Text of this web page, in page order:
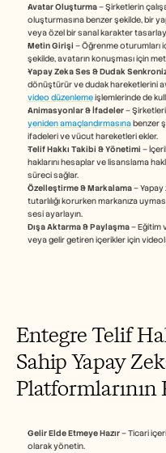
Avatar Oluşturma – Şirketlerin
oluşturmasına benzer şekilde, bir
veya özel bir sanal karakter
Metin Girişi – Öğrenme oturumları
şekilde, avatarın konuşması için
Yapay Zeka Ses & Dudak
dönüştürür ve dudak hareketlerini
video düzenleme işlemlerinde de
Animasyonlar & İfadeler –
yeniden amaçlandırmasına benzer
ifadeleri ve vücut hareketleri ekler.
Telif Hakkı Takibi & Yönetimi –
haklarını hesaplar ve lisanslama
süreci sağlar.
Özelleştirme & Markalama –
tutarlılığı korurken markanıza
sesi ayarlayın.
Dışa Aktarma & Paylaşma – Eğitim
veya gelir getiren içerikler için
Entegre Telif
Sahip Yapay
Platformlarının
Gelir Elde Etmeye Hazır – Ticari
olarak yönetin.